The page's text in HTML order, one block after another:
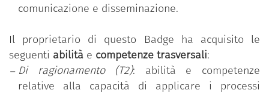
comunicazione e disseminazione.
Il proprietario di questo Badge ha acquisito le
seguenti abilità e competenze trasversali:
Di ragionamento (T2): abilità e competenze
relative alla capacità di applicare i processi